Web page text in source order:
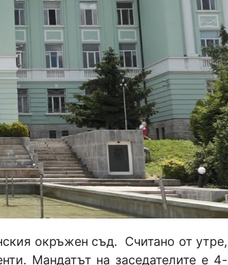
окръжен съд. Считано от утре,
Мандатът на заседателите е 4-